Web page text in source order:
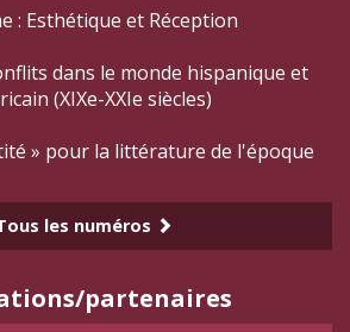
: Esthétique et Réception
dans le monde hispanique et
(XIXe-XXIe siècles)
» pour la littérature de l'époque
les numéros
partenaires